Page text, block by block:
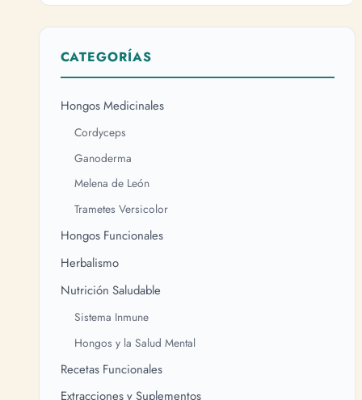
CATEGORÍAS
Hongos Medicinales
Cordyceps
Ganoderma
Melena de León
Trametes Versicolor
Hongos Funcionales
Herbalismo
Nutrición Saludable
Sistema Inmune
Hongos y la Salud Mental
Recetas Funcionales
Extracciones y Suplementos